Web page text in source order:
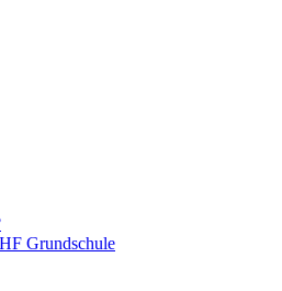
Grundschule